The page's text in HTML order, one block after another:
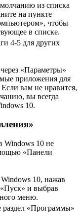
из списка
на пункте
чтобы
в списке.
4-5 для других
«Параметры»
приложения для
вам не нравится,
вы всегда
10.
Windows 10 не
«Панели
10, нажав
и выбрав
меню.
«Программы»